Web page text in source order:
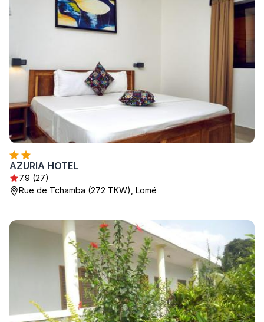
AZURIA HOTEL
7.9 (27)
Rue de Tchamba (272 TKW), Lomé